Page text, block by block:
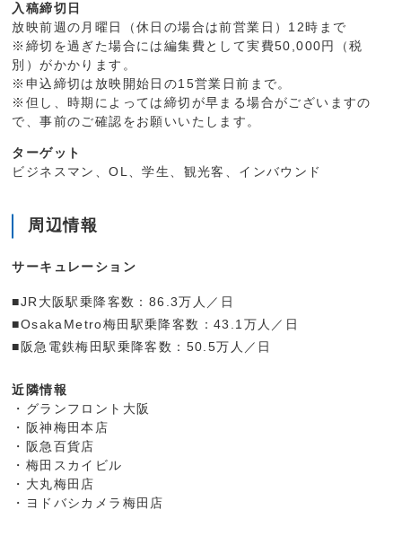
入稿締切日
放映前週の月曜日（休日の場合は前営業日）12時まで
※締切を過ぎた場合には編集費として実費50,000円（税
別）がかかります。
※申込締切は放映開始日の15営業日前まで。
※但し、時期によっては締切が早まる場合がございますの
で、事前のご確認をお願いいたします。
ターゲット
ビジネスマン、OL、学生、観光客、インバウンド
周辺情報
サーキュレーション
■JR大阪駅乗降客数：86.3万人／日
■OsakaMetro梅田駅乗降客数：43.1万人／日
■阪急電鉄梅田駅乗降客数：50.5万人／日
近隣情報
・グランフロント大阪
・阪神梅田本店
・阪急百貨店
・梅田スカイビル
・大丸梅田店
・ヨドバシカメラ梅田店